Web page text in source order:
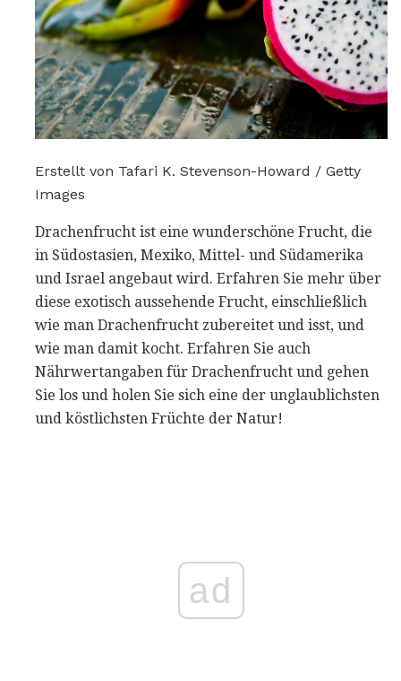
Erstellt von Tafari K. Stevenson-Howard / Getty
Images
Drachenfrucht ist eine wunderschöne Frucht, die
in Südostasien, Mexiko, Mittel- und Südamerika
und Israel angebaut wird. Erfahren Sie mehr über
diese exotisch aussehende Frucht, einschließlich
wie man Drachenfrucht zubereitet und isst, und
wie man damit kocht. Erfahren Sie auch
Nährwertangaben für Drachenfrucht und gehen
Sie los und holen Sie sich eine der unglaublichsten
und köstlichsten Früchte der Natur!
ad